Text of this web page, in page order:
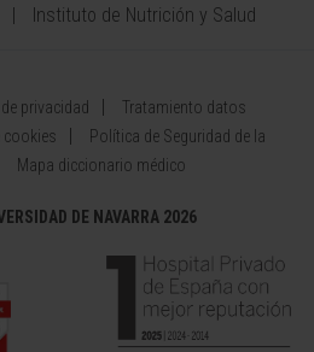
Instituto de Nutrición y Salud
privacidad
Tratamiento datos
cookies
Política de Seguridad de la
Mapa diccionario médico
DE NAVARRA 2026